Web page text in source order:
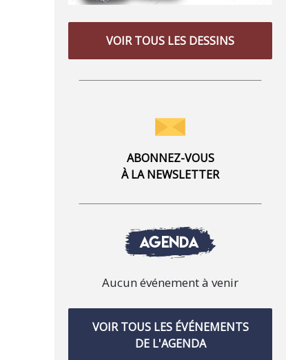
VOIR TOUS LES DESSINS
ABONNEZ-VOUS
À LA NEWSLETTER
AGENDA
Aucun événement à venir
VOIR TOUS LES ÉVÉNEMENTS
DE L'AGENDA